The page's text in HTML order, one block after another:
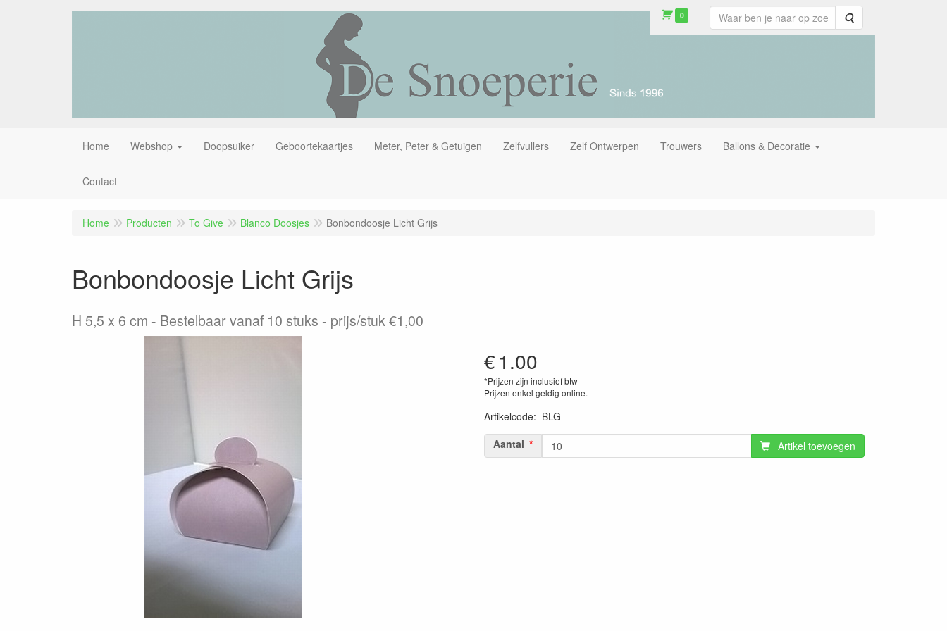
0 Zoeken
Home Webshop Doopsuiker Geboortekaartjes Meter, Peter & Getuigen Zelfvullers Zelf Ontwerpen Trouwers Ballons & Decoratie
Contact
Home Producten To Give Blanco Doosjes Bonbondoosje Licht Grijs
Bonbondoosje Licht Grijs
H 5,5 x 6 cm - Bestelbaar vanaf 10 stuks - prijs/stuk €1,00
€1.00
*Prijzen zijn inclusief btw
Prijzen enkel geldig online.
Artikelcode: BLG
Aantal
Artikel toevoegen